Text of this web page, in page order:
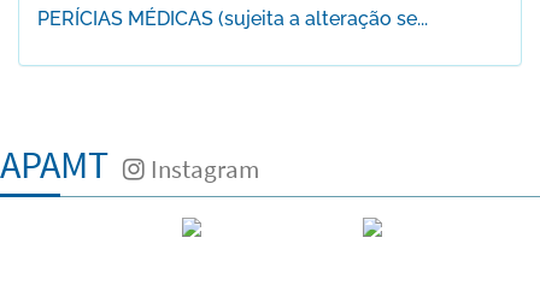
PERÍCIAS MÉDICAS (sujeita a alteração se...
APAMT Instagram